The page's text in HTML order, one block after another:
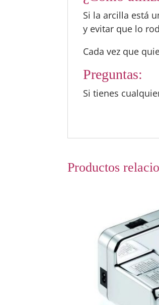
Si la arcilla está
y evitar que lo
Cada vez que
Preguntas:
Si tienes
Productos